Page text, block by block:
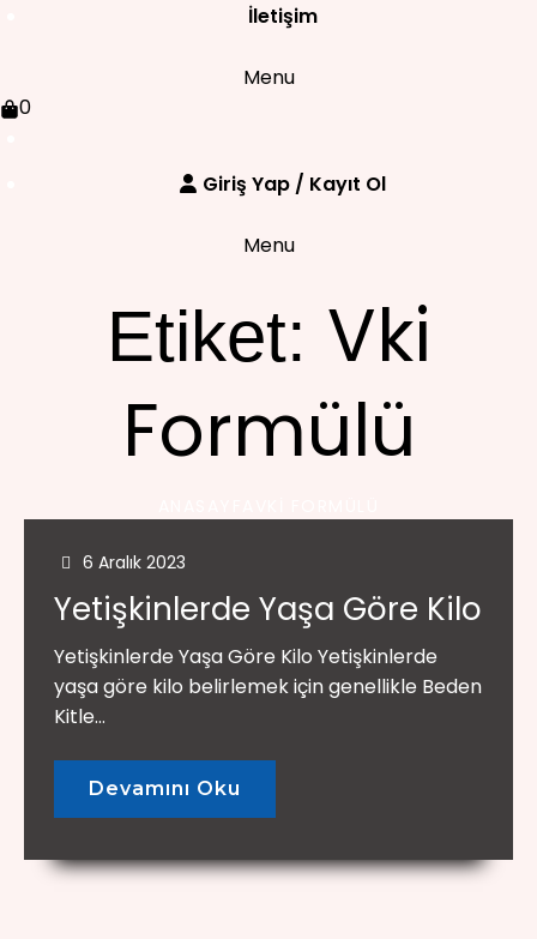
İletişim
Menu
0
Giriş Yap / Kayıt Ol
Menu
Etiket: Vki
Formülü
6 Aralık 2023
Yetişkinlerde Yaşa Göre Kilo
Yetişkinlerde Yaşa Göre Kilo Yetişkinlerde
yaşa göre kilo belirlemek için genellikle Beden
Kitle...
Devamını Oku